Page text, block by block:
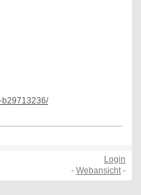
b29713236/
Login
-Webansicht-